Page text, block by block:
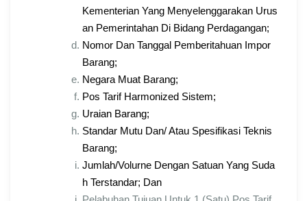
Kementerian Yang Menyelenggarakan Urus
an Pemerintahan Di Bidang Perdagangan;
Nomor Dan Tanggal Pemberitahuan Impor
Barang;
Negara Muat Barang;
Pos Tarif Harmonized Sistem;
Uraian Barang;
Standar Mutu Dan/ Atau Spesifikasi Teknis
Barang;
Jumlah/Volurne Dengan Satuan Yang Suda
h Terstandar; Dan